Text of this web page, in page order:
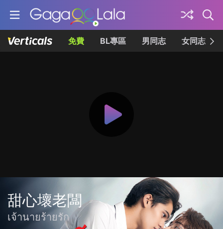
免費 BL專區 男同志 女同志
甜心壞老闆
เจ้านายร้ายรัก